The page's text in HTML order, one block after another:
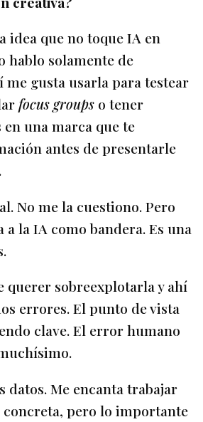
idea que no toque IA en
hablo solamente de
gusta usarla para testear
focus groups o tener
en una marca que te
antes de presentarle
No me la cuestiono. Pero
la IA como bandera. Es una
querer sobreexplotarla y ahí
errores. El punto de vista
clave. El error humano
datos. Me encanta trabajar
pero lo importante